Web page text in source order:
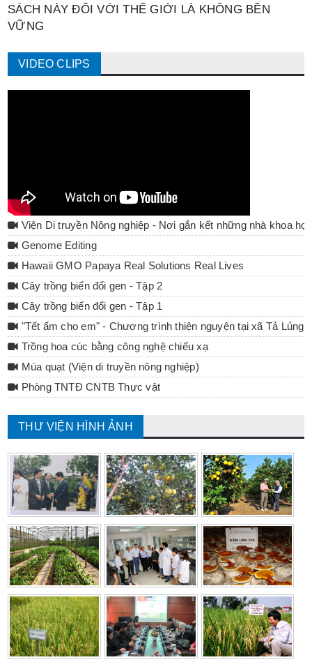
SÁCH NÀY ĐỐI VỚI THẾ GIỚI LÀ KHÔNG BỀN
VỮNG
VIDEO CLIPS
Viện Di truyền Nông nghiệp - Nơi gắn kết những nhà khoa học
Genome Editing
Hawaii GMO Papaya Real Solutions Real Lives
Cây trồng biến đổi gen - Tập 2
Cây trồng biến đổi gen - Tập 1
"Tết ấm cho em" - Chương trình thiện nguyện tại xã Tả Lủng
Trồng hoa cúc bằng công nghệ chiếu xạ
Múa quạt (Viện di truyền nông nghiệp)
Phòng TNTĐ CNTB Thực vật
THƯ VIỆN HÌNH ẢNH